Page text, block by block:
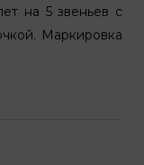
на 5 звеньев с
Маркировка